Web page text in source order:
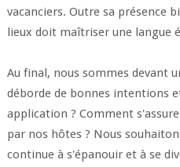
vacanciers. Outre sa présence
lieux doit maîtriser une langue
Au final, nous sommes devant
déborde de bonnes intentions
application ? Comment
par nos hôtes ? Nous
continue à s'épanouir et à se